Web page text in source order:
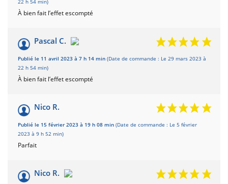
22 h 54 min)
À bien fait l’effet escompté
Pascal C.
Publié le 11 avril 2023 à 7 h 14 min (Date de commande : Le 29 mars 2023 à
22 h 54 min)
À bien fait l’effet escompté
Nico R.
Publié le 15 février 2023 à 19 h 08 min (Date de commande : Le 5 février
2023 à 9 h 52 min)
Parfait
Nico R.